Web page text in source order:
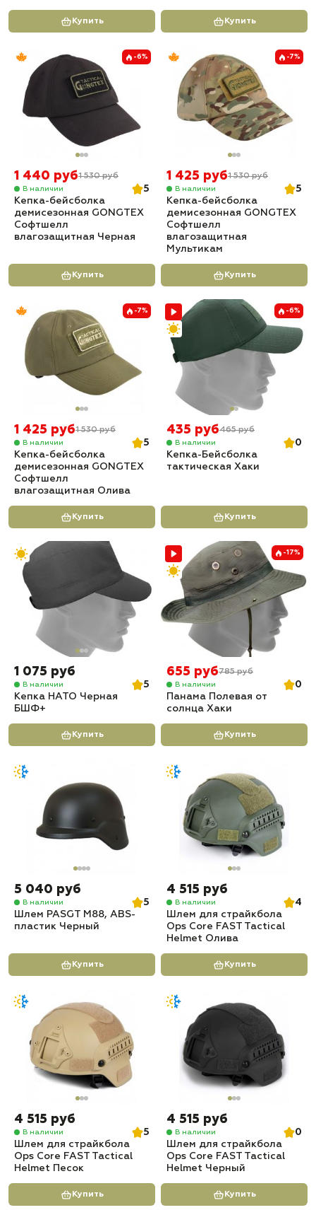
Купить Купить
-6%
1 440 руб1 530 руб
В наличии
5
Кепка-бейсболка
демисезонная GONGTEX
Софтшелл
влагозащитная Черная
Купить
-7%
1 425 руб1 530 руб
В наличии
5
Кепка-бейсболка
демисезонная GONGTEX
Софтшелл
влагозащитная
Мультикам
Купить
-7%
1 425 руб1 530 руб
В наличии
5
Кепка-бейсболка
демисезонная GONGTEX
Софтшелл
влагозащитная Олива
Купить
-6%
435 руб465 руб
В наличии
0
Кепка-Бейсболка
тактическая Хаки
Купить
1 075 руб
В наличии
5
Кепка НАТО Черная
БШФ+
Купить
-17%
655 руб785 руб
В наличии
0
Панама Полевая от
солнца Хаки
Купить
5 040 руб
В наличии
5
Шлем PASGT M88, ABS-
пластик Черный
Купить
4 515 руб
В наличии
4
Шлем для страйкбола
Ops Core FAST Tactical
Helmet Олива
Купить
4 515 руб
В наличии
5
Шлем для страйкбола
Ops Core FAST Tactical
Helmet Песок
Купить
4 515 руб
В наличии
0
Шлем для страйкбола
Ops Core FAST Tactical
Helmet Черный
Купить